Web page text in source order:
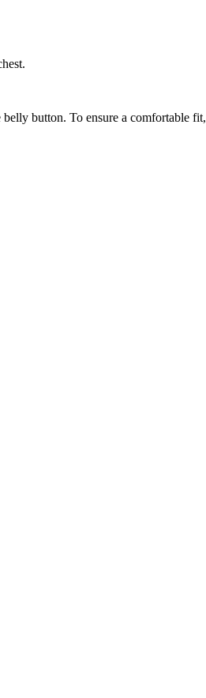
button. To ensure a comfortable